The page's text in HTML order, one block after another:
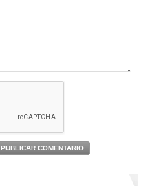
PUBLICAR COMENTARIO